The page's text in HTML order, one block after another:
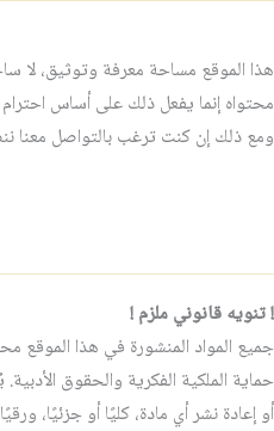
هذا الموقع مساحة معرفة وتوثيق، لا
محتواه إنما يفعل ذلك على أساس احترام
ومع ذلك إن كنت ترغب بالتواصل معنا
! تنويه قانوني ملزم !
جميع المواد المنشورة في هذا الموقع
حماية الملكية الفكرية والحقوق
أو إعادة نشر أي مادة، كليًا أو جزئيًا،